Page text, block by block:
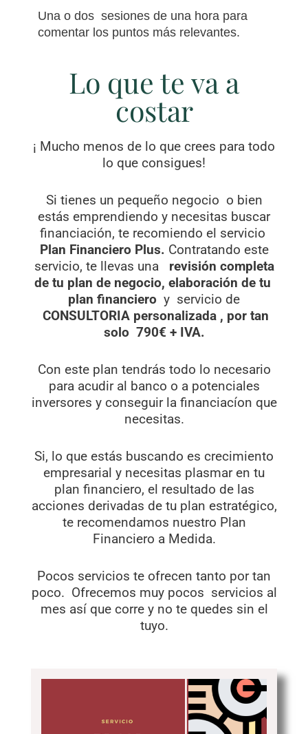
Una o dos sesiones de una hora para
comentar los puntos más relevantes.
Lo que te va a
costar
¡ Mucho menos de lo que crees para todo
lo que consigues!
Si tienes un pequeño negocio o bien
estás emprendiendo y necesitas buscar
financiación, te recomiendo el servicio
Plan Financiero Plus. Contratando este
servicio, te llevas una
revisión completa
de tu plan de negocio, elaboración de tu
plan financiero y servicio de
CONSULTORIA personalizada , por tan
solo 790€ + IVA.
Con este plan tendrás todo lo necesario
para acudir al banco o a potenciales
inversores y conseguir la financiacíon que
necesitas.
Si, lo que estás buscando es crecimiento
empresarial y necesitas plasmar en tu
plan financiero, el resultado de las
acciones derivadas de tu plan estratégico,
te recomendamos nuestro Plan
Financiero a Medida.
Pocos servicios te ofrecen tanto por tan
poco. Ofrecemos muy pocos servicios al
mes así que corre y no te quedes sin el
tuyo.